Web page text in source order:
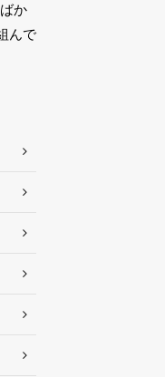
か
んで